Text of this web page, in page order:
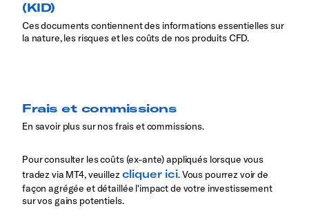
(KID)
Ces documents contiennent des informations essentielles sur
la nature, les risques et les coûts de nos produits CFD.
Frais et commissions
En savoir plus sur nos frais et commissions.
Pour consulter les coûts (ex-ante) appliqués lorsque vous
tradez via MT4, veuillezcliquer ici. Vous pourrez voir de
façon agrégée et détaillée l'impact de votre investissement
sur vos gains potentiels.